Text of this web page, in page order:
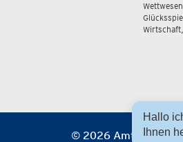
© 2026 Amt der NÖ
Hallo
Ihnen